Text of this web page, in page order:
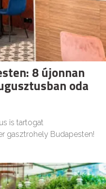
8 újonnan
oda
is tartogat
gasztrohely Budapesten!